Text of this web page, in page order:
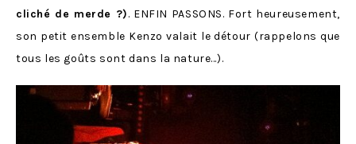
cliché de merde ?). ENFIN PASSONS. Fort heureusement,
son petit ensemble Kenzo valait le détour (rappelons que
tous les goûts sont dans la nature…).